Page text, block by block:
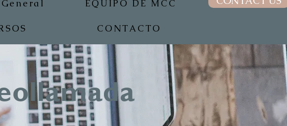
General EQUIPO DE MCC
CONTACTO